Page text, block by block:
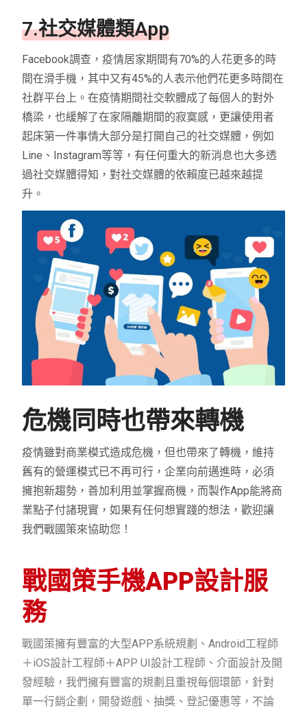
7.社交媒體類App
Facebook調查，疫情居家期間有70%的人花更多的時
間在滑手機，其中又有45%的人表示他們花更多時間在
社群平台上。在疫情期間社交軟體成了每個人的對外
橋梁，也緩解了在家隔離期間的寂寞感，更讓使用者
起床第一件事情大部分是打開自己的社交媒體，例如
Line、Instagram等等，有任何重大的新消息也大多透
過社交媒體得知，對社交媒體的依賴度已越來越提
升。
危機同時也帶來轉機
疫情雖對商業模式造成危機，但也帶來了轉機，維持
舊有的營運模式已不再可行，企業向前邁進時，必須
擁抱新趨勢，善加利用並掌握商機，而製作App能將商
業點子付諸現實，如果有任何想實踐的想法，歡迎讓
我們戰國策來協助您！
戰國策手機APP設計服
務
戰國策擁有豐富的大型APP系統規劃、Android工程師
＋iOS設計工程師＋APP UI設計工程師、介面設計及開
發經驗，我們擁有豐富的規劃且重視每個環節，針對
單一行銷企劃，開發遊戲、抽獎、登記優惠等，不論